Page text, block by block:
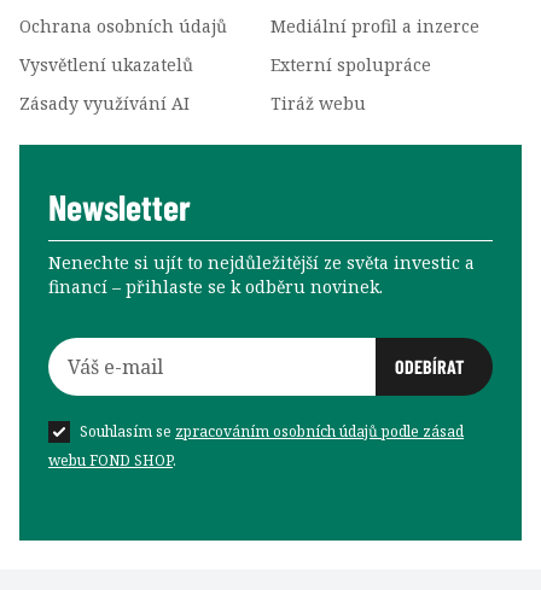
Ochrana osobních údajů
Vysvětlení ukazatelů
Zásady využívání AI
Mediální profil a inzerce
Externí spolupráce
Tiráž webu
Newsletter
Nenechte si ujít to nejdůležitější ze světa investic a
financí –⁠⁠⁠⁠⁠⁠ přihlaste se k odběru novinek.
Souhlasím se zpracováním osobních údajů podle zásad
webu FOND SHOP.